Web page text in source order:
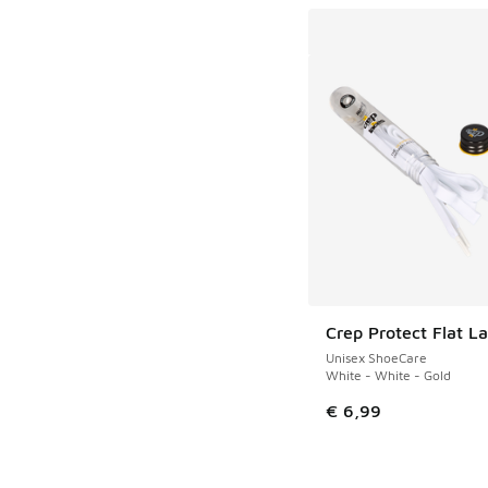
Crep Protect Flat
Unisex ShoeCare
White - White - Gold
€ 6,99